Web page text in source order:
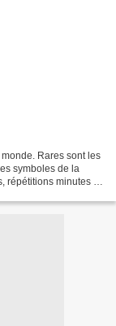
Rares sont les
symboles de la
minutes et